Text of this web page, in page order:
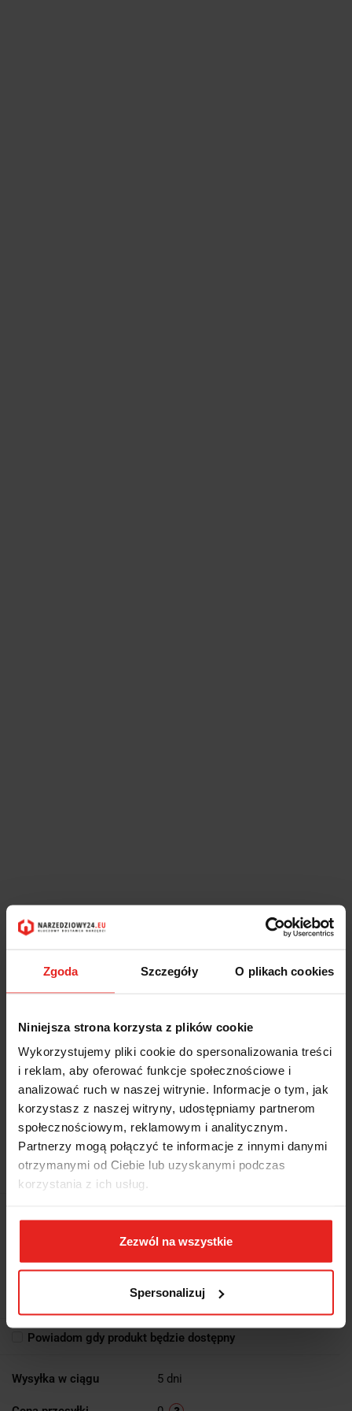
Zgoda Szczegóły O plikach cookies
Niniejsza strona korzysta z plików cookie
Wykorzystujemy pliki cookie do spersonalizowania treści
i reklam, aby oferować funkcje społecznościowe i
analizować ruch w naszej witrynie. Informacje o tym, jak
korzystasz z naszej witryny, udostępniamy partnerom
społecznościowym, reklamowym i analitycznym.
Partnerzy mogą połączyć te informacje z innymi danymi
otrzymanymi od Ciebie lub uzyskanymi podczas
korzystania z ich usług.
Zezwól na wszystkie
Spersonalizuj
Symbol:727/C16
KOMPLET KOŃCÓWEK WKRĘTAKOWYCH UDAROWYCH 727 Z
AKCESORIAMI, 727ES 14-27MM I 727ESTX T55-T100, 16 SZTUK,
W PUDEŁKU METALOWYM, MODEL 727/C16
Brak towaru
1621.39
Powiadom gdy produkt będzie dostępny
Wysyłka w ciągu 5 dni